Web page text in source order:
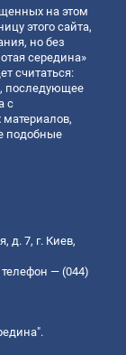
на этом
этого сайта,
но без
середина»
считаться:
последующее
с
подобные
д. 7, г. Киев,
телефон — (044)